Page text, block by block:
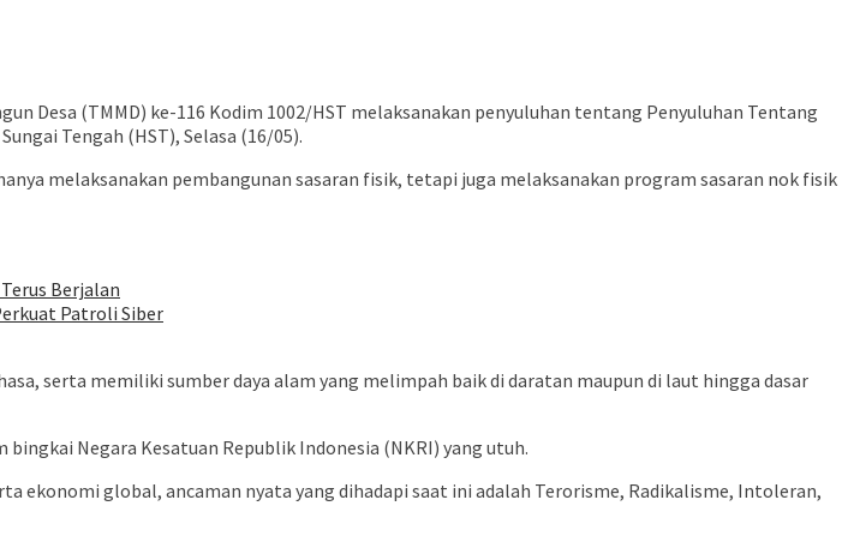
Desa (TMMD) ke-116 Kodim 1002/HST melaksanakan penyuluhan tentang Penyuluhan Tentang
Tengah (HST), Selasa (16/05).
melaksanakan pembangunan sasaran fisik, tetapi juga melaksanakan program sasaran nok fisik
Berjalan
Patroli Siber
serta memiliki sumber daya alam yang melimpah baik di daratan maupun di laut hingga dasar
Negara Kesatuan Republik Indonesia (NKRI) yang utuh.
global, ancaman nyata yang dihadapi saat ini adalah Terorisme, Radikalisme, Intoleran,